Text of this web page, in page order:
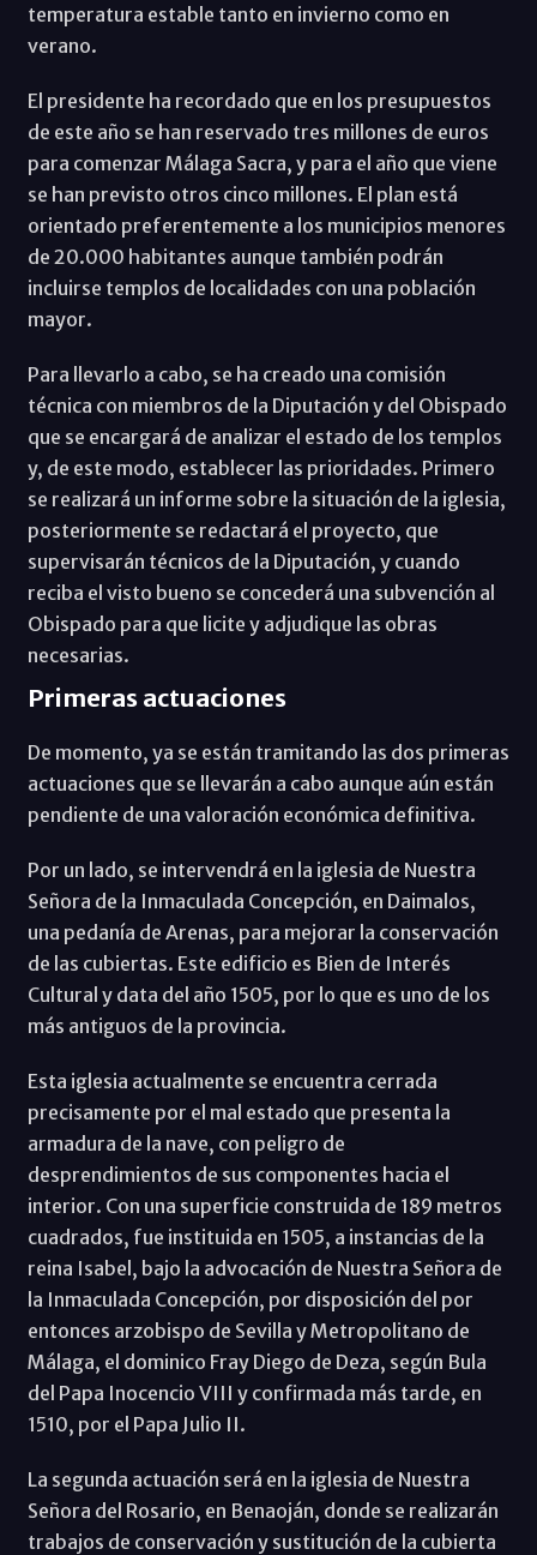
temperatura estable tanto en invierno como en
verano.
El presidente ha recordado que en los presupuestos
de este año se han reservado tres millones de euros
para comenzar Málaga Sacra, y para el año que viene
se han previsto otros cinco millones. El plan está
orientado preferentemente a los municipios menores
de 20.000 habitantes aunque también podrán
incluirse templos de localidades con una población
mayor.
Para llevarlo a cabo, se ha creado una comisión
técnica con miembros de la Diputación y del Obispado
que se encargará de analizar el estado de los templos
y, de este modo, establecer las prioridades. Primero
se realizará un informe sobre la situación de la iglesia,
posteriormente se redactará el proyecto, que
supervisarán técnicos de la Diputación, y cuando
reciba el visto bueno se concederá una subvención al
Obispado para que licite y adjudique las obras
necesarias.
Primeras actuaciones
De momento, ya se están tramitando las dos primeras
actuaciones que se llevarán a cabo aunque aún están
pendiente de una valoración económica definitiva.
Por un lado, se intervendrá en la iglesia de Nuestra
Señora de la Inmaculada Concepción, en Daimalos,
una pedanía de Arenas, para mejorar la conservación
de las cubiertas. Este edificio es Bien de Interés
Cultural y data del año 1505, por lo que es uno de los
más antiguos de la provincia.
Esta iglesia actualmente se encuentra cerrada
precisamente por el mal estado que presenta la
armadura de la nave, con peligro de
desprendimientos de sus componentes hacia el
interior. Con una superficie construida de 189 metros
cuadrados, fue instituida en 1505, a instancias de la
reina Isabel, bajo la advocación de Nuestra Señora de
la Inmaculada Concepción, por disposición del por
entonces arzobispo de Sevilla y Metropolitano de
Málaga, el dominico Fray Diego de Deza, según Bula
del Papa Inocencio VIII y confirmada más tarde, en
1510, por el Papa Julio II.
La segunda actuación será en la iglesia de Nuestra
Señora del Rosario, en Benaoján, donde se realizarán
trabajos de conservación y sustitución de la cubierta